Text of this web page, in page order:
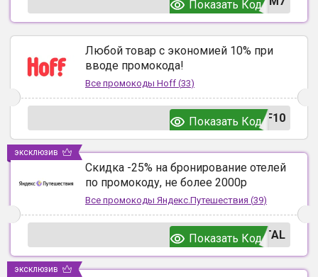
Показать Код
Любой товар с экономией 10% при
вводе промокода!
Все промокоды Hoff (33)
F10
Показать Код
Скидка -25% на бронирование отелей
по промокоду, не более 2000р
Все промокоды Яндекс.Путешествия (39)
TAL
Показать Код
эксклюзив
эксклюзив